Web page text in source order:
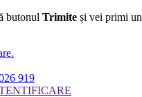
butonul Trimite și vei primi
919